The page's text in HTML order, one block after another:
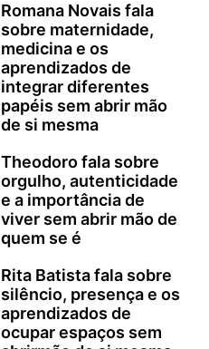
Romana Novais fala
sobre maternidade,
medicina e os
aprendizados de
integrar diferentes
papéis sem abrir mão
de si mesma
Theodoro fala sobre
orgulho, autenticidade
e a importância de
viver sem abrir mão de
quem se é
Rita Batista fala sobre
silêncio, presença e os
aprendizados de
ocupar espaços sem